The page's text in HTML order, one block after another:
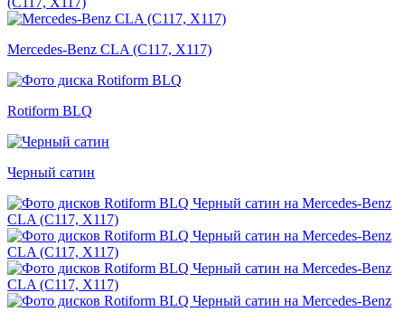
Mercedes-Benz CLA (C117, X117)
Rotiform BLQ
Черный сатин